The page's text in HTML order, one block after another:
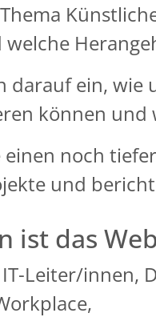
welche
darauf ein, wie
können und
einen noch
und
ist das
IT-Leiter/innen,